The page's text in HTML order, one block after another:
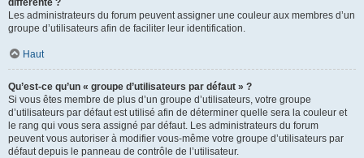
différente ?
Les administrateurs du forum peuvent assigner une couleur aux membres d’un
groupe d’utilisateurs afin de faciliter leur identification.
Haut
Qu’est-ce qu’un « groupe d’utilisateurs par défaut » ?
Si vous êtes membre de plus d’un groupe d’utilisateurs, votre groupe
d’utilisateurs par défaut est utilisé afin de déterminer quelle sera la couleur et
le rang qui vous sera assigné par défaut. Les administrateurs du forum
peuvent vous autoriser à modifier vous-même votre groupe d’utilisateurs par
défaut depuis le panneau de contrôle de l’utilisateur.